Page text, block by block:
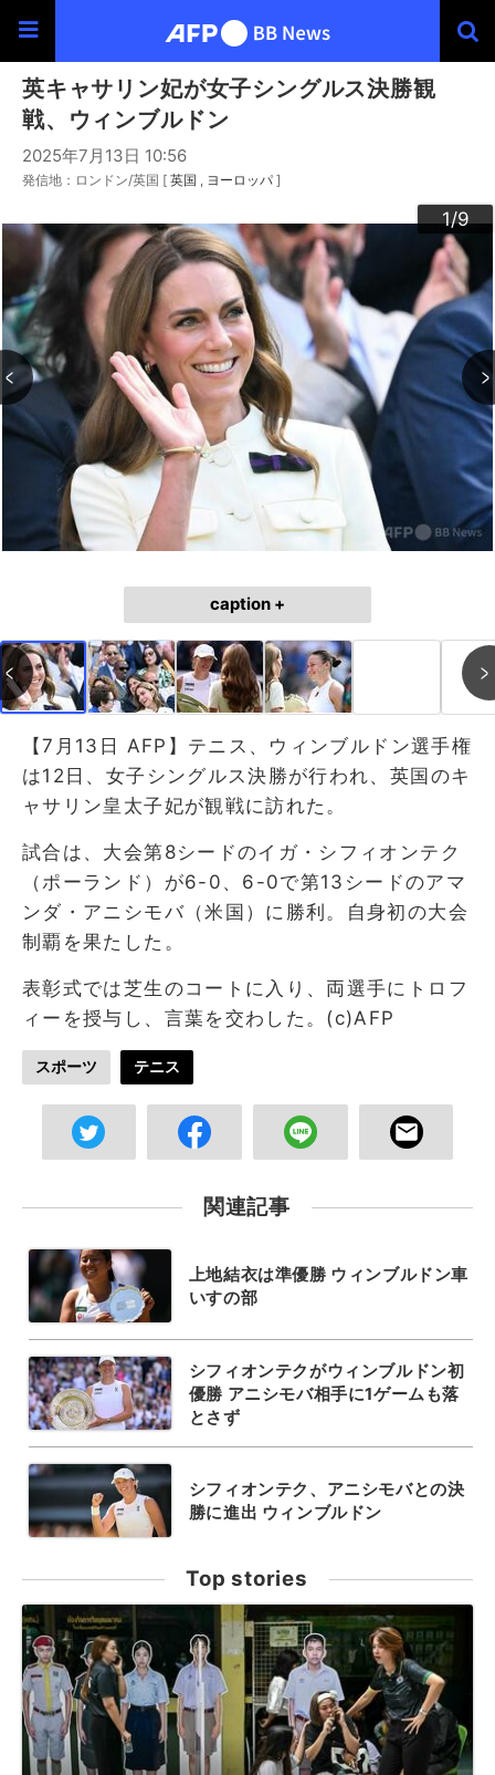
英キャサリン妃が女子シングルス決勝観
戦、ウィンブルドン
2025年7月13日 10:56
発信地：ロンドン/英国 [ 英国 ヨーロッパ ]
1/9
2/9
3/9
4/9
5/9
6/9
7/9
8/9
9/9
caption +
【7月13日 AFP】テニス、ウィンブルドン選手権
は12日、女子シングルス決勝が行われ、英国のキ
ャサリン皇太子妃が観戦に訪れた。
試合は、大会第8シードのイガ・シフィオンテク
（ポーランド）が6-0、6-0で第13シードのアマ
ンダ・アニシモバ（米国）に勝利。自身初の大会
制覇を果たした。
表彰式では芝生のコートに入り、両選手にトロフ
ィーを授与し、言葉を交わした。(c)AFP
スポーツ テニス
関連記事
上地結衣は準優勝 ウィンブルドン車
いすの部
シフィオンテクがウィンブルドン初
優勝 アニシモバ相手に1ゲームも落
とさず
シフィオンテク、アニシモバとの決
勝に進出 ウィンブルドン
Top stories